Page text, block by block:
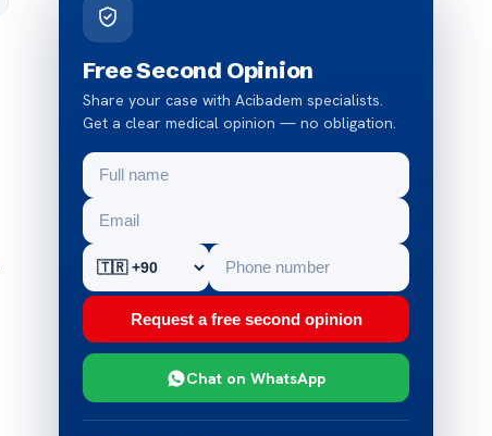
Free Second Opinion
Share your case with Acibadem specialists.
Get a clear medical opinion — no obligation.
Request a free second opinion
Chat on WhatsApp